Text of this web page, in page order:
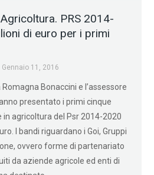
PRS 2014-
di euro per i primi
Gennaio 11, 2016
Romagna Bonaccini e l’assessore
presentato i primi cinque
in agricoltura del Psr 2014-2020
I bandi riguardano i Goi, Gruppi
ovvero forme di partenariato
da aziende agricole ed enti di